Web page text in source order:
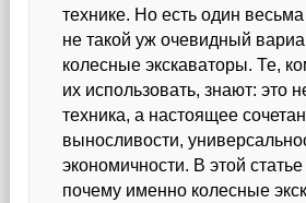
технике. Но есть один
не такой уж очевидный
колесные экскаваторы. Те,
их использовать, знают: это
техника, а настоящее
выносливости,
экономичности. В этой
почему именно колесные